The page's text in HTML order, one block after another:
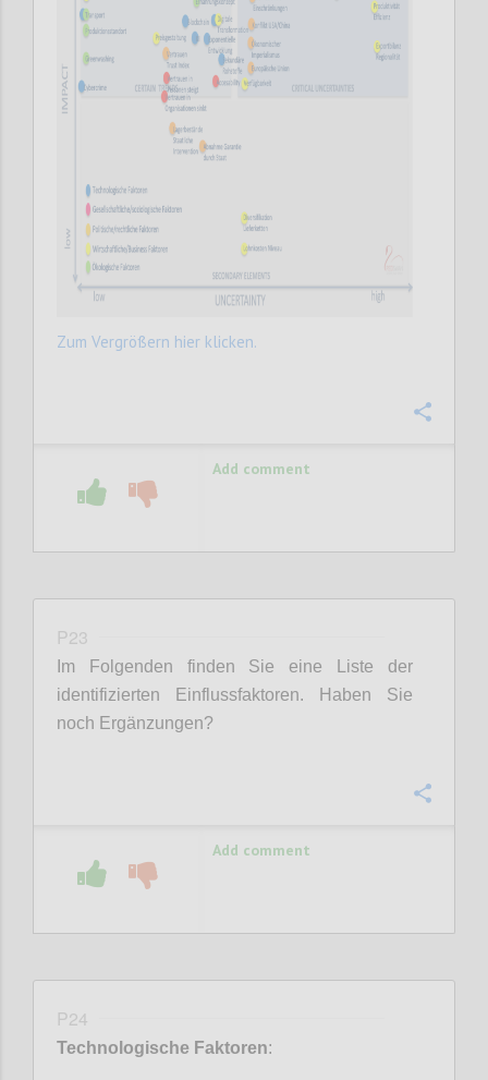
Zum Vergrößern hier klicken.
Add comment
P23
Im Folgenden finden Sie eine Liste der
identifizierten Einflussfaktoren. Haben Sie
noch Ergänzungen?
Add comment
P24
Technologische Faktoren: